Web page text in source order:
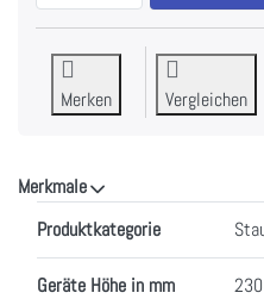
Merken Vergleichen
Merkmale
Produktkategorie
Geräte Höhe in mm 230